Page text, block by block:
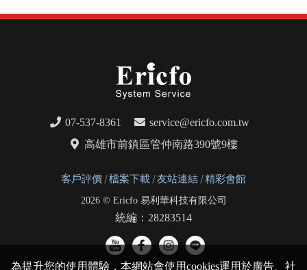
07-537-8361
service@ericfo.com.tw
高雄市前鎮區管仲南路390號9樓
客戶評價 檔案下載 友站連結 精彩會館
2026 © Ericfo 易利華科技有限公司
統編：28283514
為提升您的使用體驗，本網站會使用cookies運用於廣告、社